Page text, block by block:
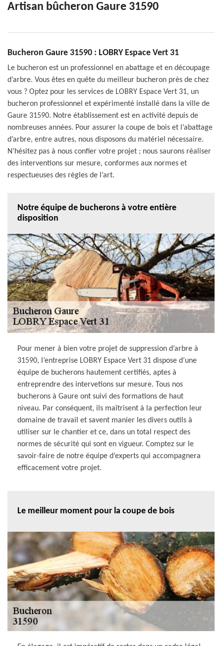
Artisan bûcheron Gaure 31590
Bucheron Gaure 31590 : LOBRY Espace Vert 31
Le bucheron est un professionnel en abattage et en découpage
d’arbre. Vous êtes en quête du meilleur bucheron près de chez
vous ? Optez pour les services de LOBRY Espace Vert 31, un
bucheron professionnel et expérimenté installé dans la ville de
Gaure 31590. Notre établissement est en activité depuis de
nombreuses années. Pour assurer la coupe de bois et l’abattage
d’arbre, entre autres, nous disposons du matériel nécessaire.
N’hésitez pas à nous confier votre projet ; nous saurons réaliser
des interventions sur mesure, conformes aux normes et
respectueuses des règles de l’art.
Notre équipe de bucherons à votre entière
disposition
Pour mener à bien votre projet de suppression d’arbre à
31590, l’entreprise LOBRY Espace Vert 31 dispose d’une
équipe de bucherons hautement certifiés, aptes à
entreprendre des intervetions sur mesure. Tous nos
bucherons à Gaure ont suivi des formations de haut
niveau. Par conséquent, ils maîtrisent à la perfection leur
domaine de travail et savent manier les divers outils à
utiliser sur le chantier et ce, dans un total respect des
normes de sécurité qui sont en vigueur. Comptez sur le
savoir-faire de notre équipe d’experts qui accompagnera
efficacement votre projet.
Le meilleur moment pour la coupe de bois